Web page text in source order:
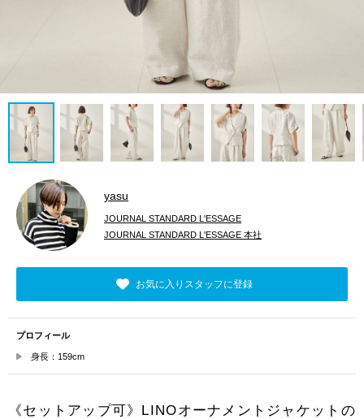
yasu
JOURNAL STANDARD L'ESSAGE
JOURNAL STANDARD L'ESSAGE 本社
お気に入りスタッフに登録
プロフィール
身長：159cm
《セットアップ可》LINOオーナメントジャケットの